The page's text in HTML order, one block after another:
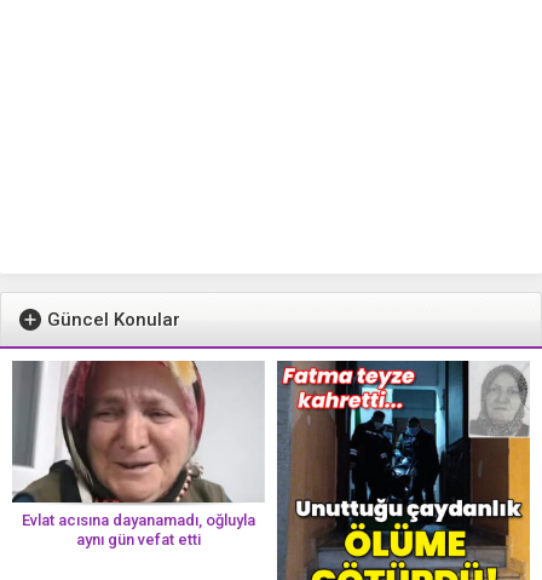
Güncel Konular
Evlat acısına dayanamadı, oğluyla
aynı gün vefat etti